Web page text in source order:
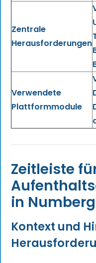
Zentrale
Herausforderungen
Verwendete
Plattformmodule
Zeitleiste
in Numberg
Kontext und